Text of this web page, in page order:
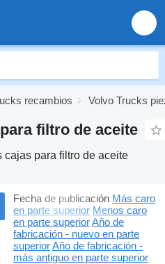
recambios Volvo Trucks
filtro de aceite
cajas para filtro de aceite
Fecha de publicación Más caro
en parte superior Menos caro
en parte superiorAño de
fabricación - nuevo en parte
superiorAño de fabricación -
más antiguo en parte superior